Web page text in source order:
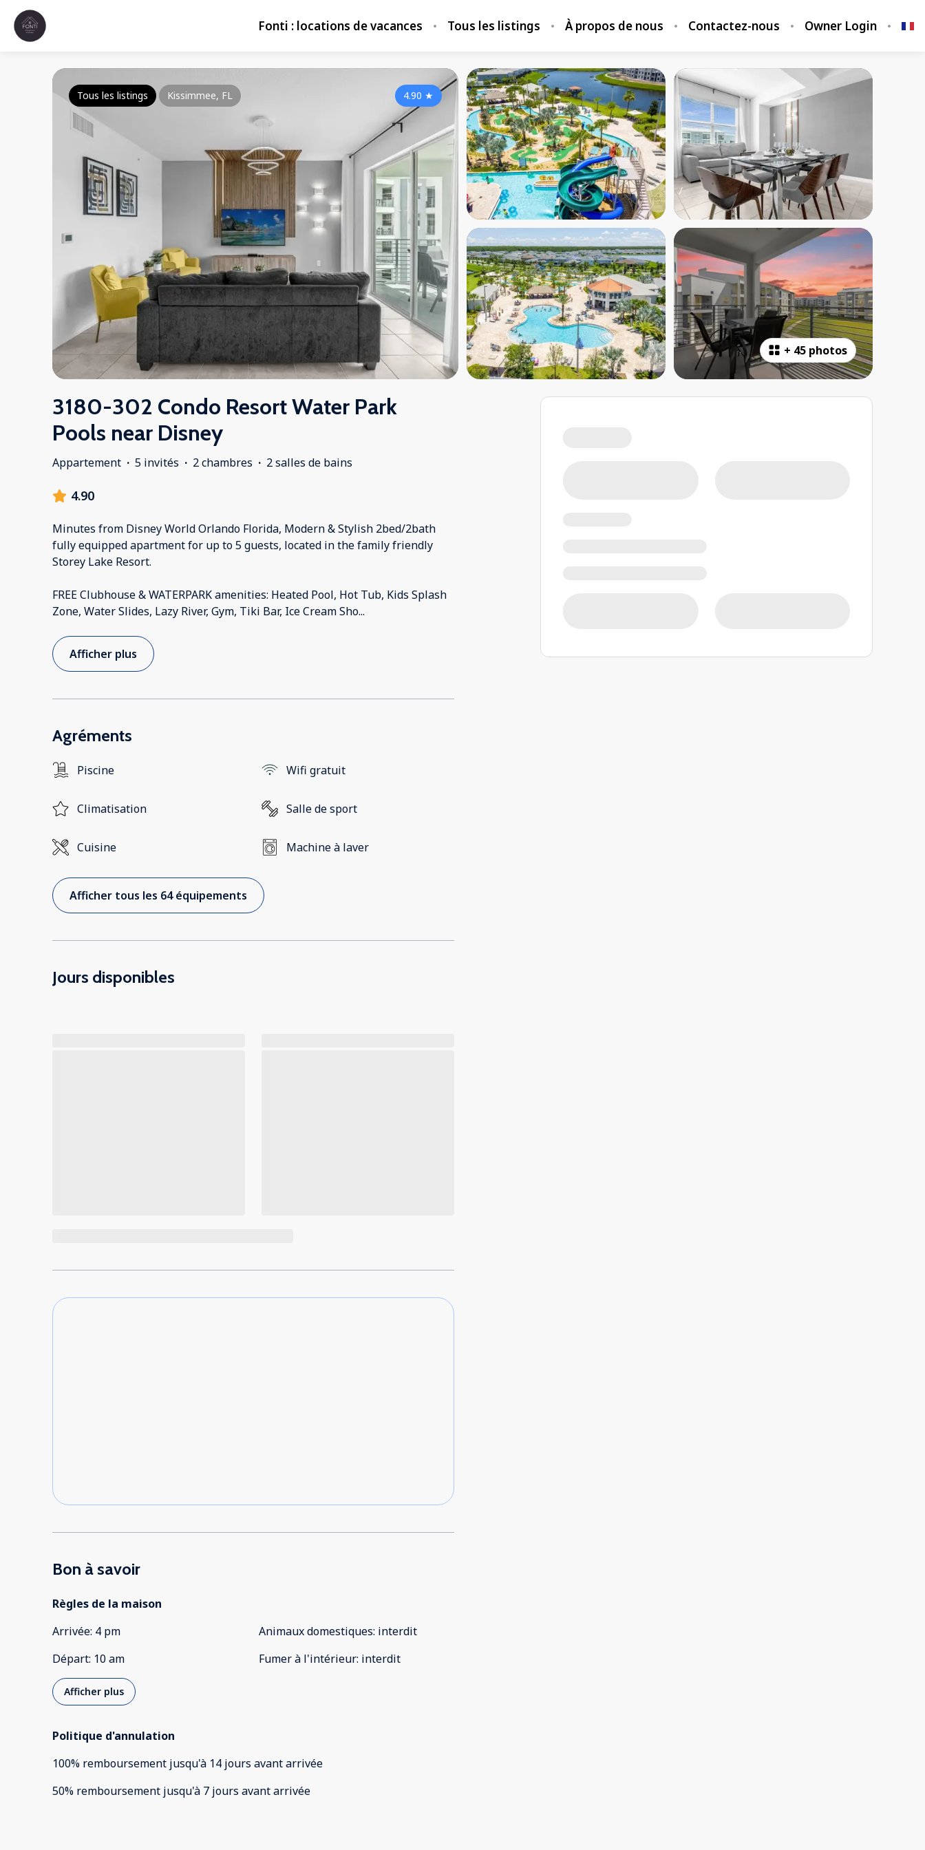
Fonti : locations de vacances Tous les listings À propos de nous Contactez-nous Owner Login
+ 45 photos
4.90 ★
Tous les listings Kissimmee, FL
3180-302 Condo Resort Water Park
Pools near Disney
Appartement · 5 invités · 2 chambres · 2 salles de bains
4.90
Minutes from Disney World Orlando Florida, Modern & Stylish 2bed/2bath
fully equipped apartment for up to 5 guests, located in the family friendly
Storey Lake Resort.
FREE Clubhouse & WATERPARK amenities: Heated Pool, Hot Tub, Kids Splash
Zone, Water Slides, Lazy River, Gym, Tiki Bar, Ice Cream Sho...
Afficher plus
Agréments
Piscine Wifi gratuit
Climatisation Salle de sport
Cuisine Machine à laver
Afficher tous les 64 équipements
Jours disponibles
Bon à savoir
Règles de la maison
Arrivée: 4 pm
Départ: 10 am
Animaux domestiques: interdit
Fumer à l'intérieur: interdit
Afficher plus
Politique d'annulation
100% remboursement jusqu'à 14 jours avantarrivée
50% remboursement jusqu'à 7 jours avantarrivée